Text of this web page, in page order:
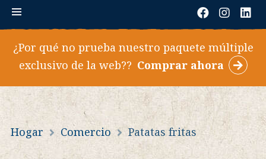
Facebook
MENÚ
¿Por qué no prueba nuestro paquete múltiple
exclusivo de la web?? Comprar ahora
Hogar Comercio Patatas fritas